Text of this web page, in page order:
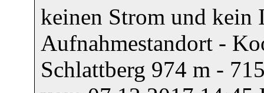
keinen Strom und kein
Aufnahmestandort -
Schlattberg 974 m -